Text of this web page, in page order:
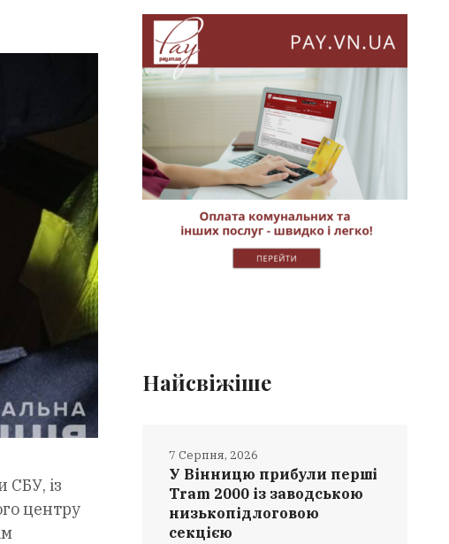
СБУ, із
центру
Найсвіжіше
У Вінницю прибули перші
Tram 2000 із заводською
низькопідлоговою
секцією
7 Серпня, 2026